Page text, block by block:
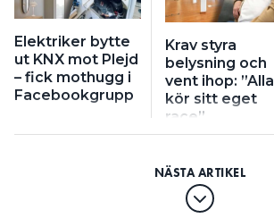
Elektriker bytte
ut KNX mot Plejd
– fick mothugg i
Facebookgrupp
Krav styra
belysning och
vent ihop: ”Alla
kör sitt eget
race”